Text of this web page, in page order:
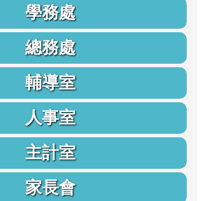
學務處
總務處
輔導室
人事室
主計室
家長會